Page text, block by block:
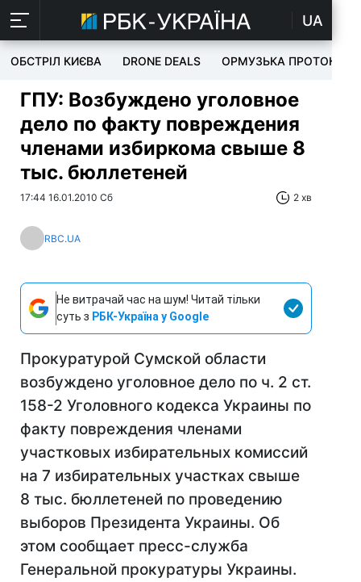
UA
ОБСТРІЛ КИЄВА DRONE DEALS ОРМУЗЬКА ПРОТОКА
ГПУ: Возбуждено уголовное
дело по факту повреждения
членами избиркома свыше 8
тыс. бюллетеней
17:44 16.01.2010 Сб 2 хв
RBC.UA
Не витрачай час на шум! Читай тільки
суть з РБК-Україна у Google
Прокуратурой Сумской области
возбуждено уголовное дело по ч. 2 ст.
158-2 Уголовного кодекса Украины по
факту повреждения членами
участковых избирательных комиссий
на 7 избирательных участках свыше
8 тыс. бюллетеней по проведению
выборов Президента Украины. Об
этом сообщает пресс-служба
Генеральной прокуратуры Украины.